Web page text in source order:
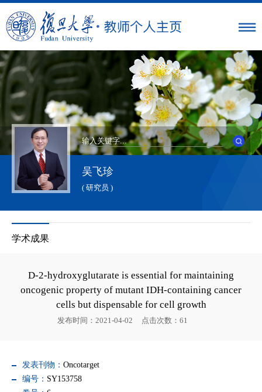
吴飞珍
( 研究员 )
学术成果
D-2-hydroxyglutarate is essential for maintaining
oncogenic property of mutant IDH-containing cancer
cells but dispensable for cell growth
发布时间：2021-04-02 点击次数： 61
发表刊物： Oncotarget
编号： SY153758